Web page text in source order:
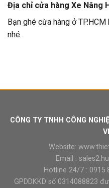
Địa chỉ cửa hàng Xe Nâng
Bạn ghé cừa hàng ở
nhé.
CÔNG TY TNHH CÔNG
Website:
Email :
Hotline 24/7 :
GPDDKKD số 0314088823